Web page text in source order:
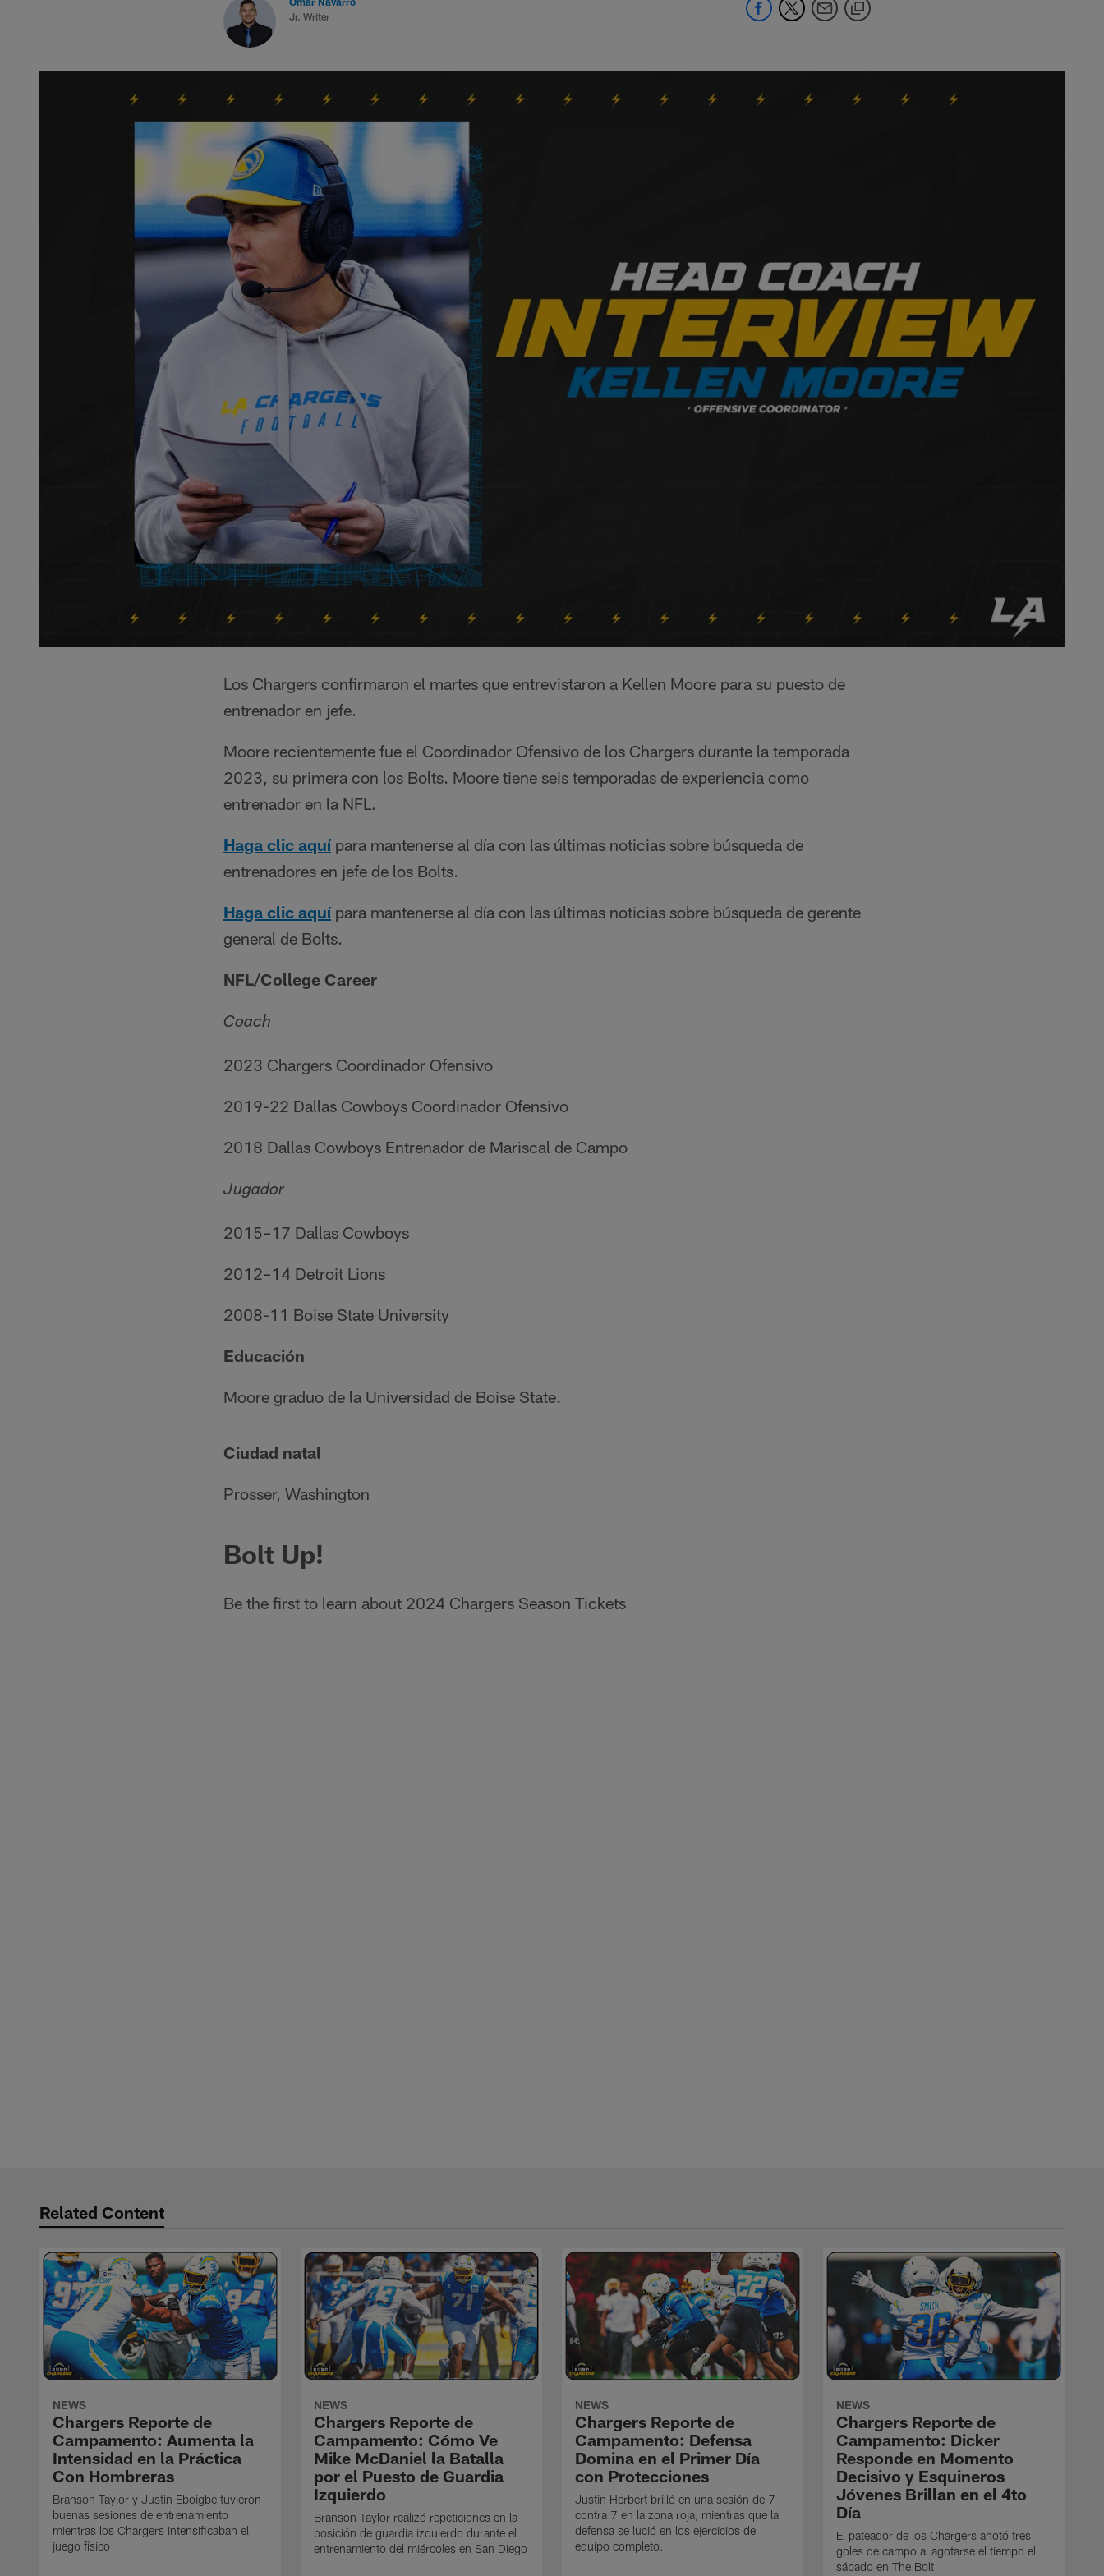
Jr. Writer
Los Chargers confirmaron el martes que entrevistaron a Kellen Moore para su puesto de
entrenador en jefe.
Moore recientemente fue el Coordinador Ofensivo de los Chargers durante la temporada
2023, su primera con los Bolts. Moore tiene seis temporadas de experiencia como
entrenador en la NFL.
Haga clic aquí para mantenerse al día con las últimas noticias sobre búsqueda de
entrenadores en jefe de los Bolts.
Haga clic aquí para mantenerse al día con las últimas noticias sobre búsqueda de gerente
general de Bolts.
NFL/College Career
Coach
2023 Chargers Coordinador Ofensivo
2019-22 Dallas Cowboys Coordinador Ofensivo
2018 Dallas Cowboys Entrenador de Mariscal de Campo
Jugador
2015–17 Dallas Cowboys
2012–14 Detroit Lions
2008-11 Boise State University
Educación
Moore graduo de la Universidad de Boise State.
Ciudad natal
Prosser, Washington
Bolt Up!
Be the first to learn about 2024 Chargers Season Tickets
Related Content
NEWS
Chargers Reporte de
Campamento: Aumenta la
Intensidad en la Práctica
Con Hombreras
Branson Taylor y Justin Eboigbe tuvieron
buenas sesiones de entrenamiento
mientras los Chargers intensificaban el
juego físico
NEWS
Chargers Reporte de
Campamento: Cómo Ve
Mike McDaniel la Batalla
por el Puesto de Guardia
Izquierdo
Branson Taylor realizó repeticiones en la
posición de guardia izquierdo durante el
entrenamiento del miércoles en San Diego
NEWS
Chargers Reporte de
Campamento: Defensa
Domina en el Primer Día
con Protecciones
Justin Herbert brilló en una sesión de 7
contra 7 en la zona roja, mientras que la
defensa se lució en los ejercicios de
equipo completo.
NEWS
Chargers Reporte de
Campamento: Dicker
Responde en Momento
Decisivo y Esquineros
Jóvenes Brillan en el 4to
Día
El pateador de los Chargers anotó tres
goles de campo al agotarse el tiempo el
sábado en The Bolt